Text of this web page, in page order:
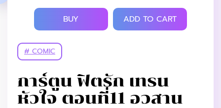
BUY ADD TO CART
# COMIC
การ์ตูน ฟิตรัก เทรน
หัวใจ ตอนที่11 อวสาน